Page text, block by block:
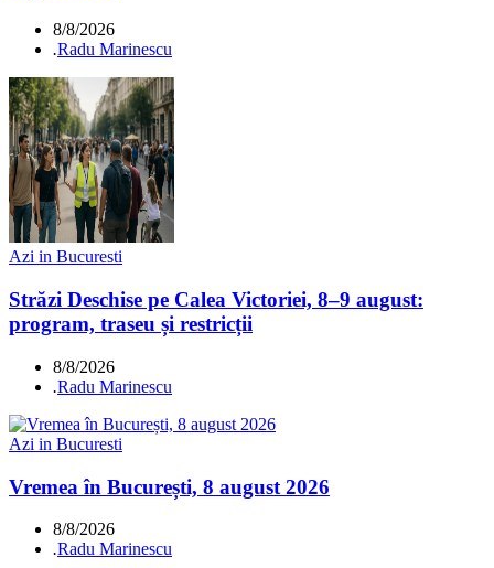
8/8/2026
.Radu Marinescu
Azi in Bucuresti
Străzi Deschise pe Calea Victoriei, 8–9 august:
program, traseu și restricții
8/8/2026
.Radu Marinescu
Azi in Bucuresti
Vremea în București, 8 august 2026
8/8/2026
.Radu Marinescu